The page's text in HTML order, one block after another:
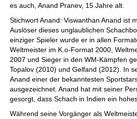
es auch, Anand Pranev, 15 Jahre alt.
Stichwort Anand: Viswanthan Anand ist
Auslöser dieses unglaublichen
einziger Spieler wurde er in allen
Weltmeister im K.o-Format 2000,
2007 und Sieger in den WM-Kämpfen
Topalov (2010) und Gelfand (2012). In
Anand einer der bekanntesten
ausgezeichnet. Anand hat mit seiner
gesorgt, dass Schach in Indien ein
Während seine Vorgänger als